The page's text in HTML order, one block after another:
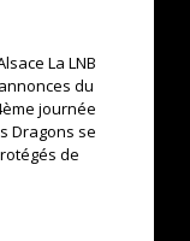
La LNB
du
journée
Dragons se
de